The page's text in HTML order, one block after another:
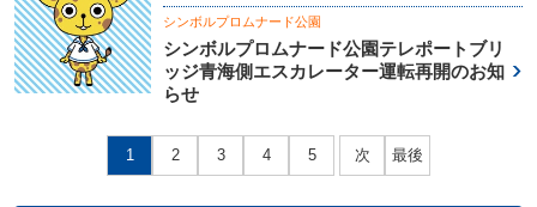
シンボルプロムナード公園
シンボルプロムナード公園テレポートブリ
ッジ青海側エスカレーター運転再開のお知
らせ
1 2 3 4 5 次 最後